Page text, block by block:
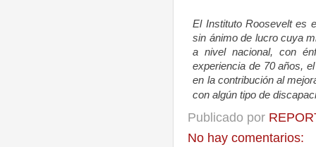
El Instituto Roosevelt es
sin ánimo de lucro cuya
a nivel nacional, con
experiencia de 70 años,
en la contribución al
con algún tipo de
Publicado por
No hay comentarios: